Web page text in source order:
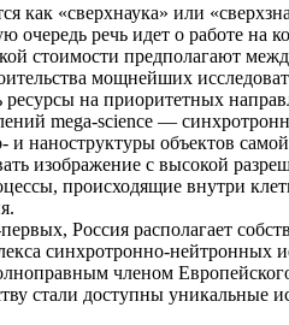
как «сверхнаука» или
речь идет о работе на
стоимости предполагают
мощнейших
на приоритетных
mega-science —
наноструктуры объектов
изображение с высокой
происходящие внутри
Россия располагает
синхротронно-нейтронных
членом
стали доступны уникальные